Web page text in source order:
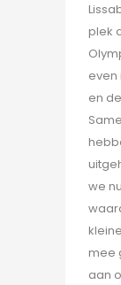
plek
even
en
we
mee
aan